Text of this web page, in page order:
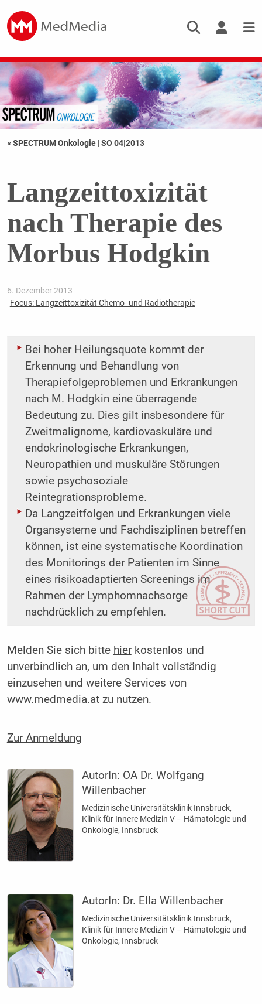
« SPECTRUM Onkologie |SO 04|2013
Langzeittoxizität
nach Therapie des
Morbus Hodgkin
6. Dezember 2013
Focus: Langzeittoxizität Chemo- und Radiotherapie
Bei hoher Heilungsquote kommt der
Erkennung und Behandlung von
Therapiefolgeproblemen und Erkrankungen
nach M. Hodgkin eine überragende
Bedeutung zu. Dies gilt insbesondere für
Zweitmalignome, kardiovaskuläre und
endokrinologische Erkrankungen,
Neuropathien und muskuläre Störungen
sowie psychosoziale
Reintegrationsprobleme.
Da Langzeitfolgen und Erkrankungen viele
Organsysteme und Fachdisziplinen betreffen
können, ist eine systematische Koordination
des Monitorings der Patienten im Sinne
eines risikoadaptierten Screenings im
Rahmen der Lymphomnachsorge
nachdrücklich zu empfehlen.
Melden Sie sich bitte hierkostenlos und
unverbindlich an, um den Inhalt vollständig
einzusehen und weitere Services von
www.medmedia.at zu nutzen.
Zur Anmeldung
AutorIn: OA Dr. Wolfgang
Willenbacher
Medizinische Universitätsklinik Innsbruck,
Klinik für Innere Medizin V – Hämatologie und
Onkologie, Innsbruck
AutorIn: Dr. Ella Willenbacher
Medizinische Universitätsklinik Innsbruck,
Klinik für Innere Medizin V – Hämatologie und
Onkologie, Innsbruck